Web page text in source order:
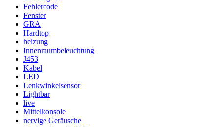
Fehlercode
Fenster
GRA
Hardtop
heizung
Innenraumbeleuchtung
J453
Kabel
LED
Lenkwinkelsensor
Lightbar
live
Mittelkonsole
nervige Geräusche